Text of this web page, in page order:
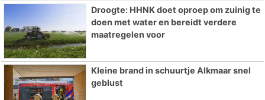
Droogte: HHNK doet oproep om zuinig te
doen met water en bereidt verdere
maatregelen voor
Kleine brand in schuurtje Alkmaar snel
geblust